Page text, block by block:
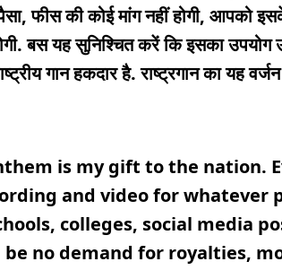
फीस की कोई मांग नहीं होगी, आपको
बस यह सुनिश्चित करें कि इसका
गान हकदार है. राष्ट्रगान का यह
is my gift to the nation.
and video for whatever
colleges, social media
no demand for royalties,